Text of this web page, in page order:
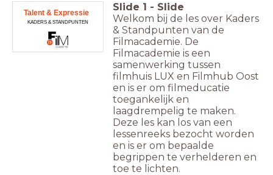
Talent & Expressie
KADERS & STANDPUNTEN
Slide 1 - Slide
Welkom bij de les over Kaders
& Standpunten van de
Filmacademie. De
Filmacademie is een
samenwerking tussen
filmhuis LUX en Filmhub Oost
en is er om filmeducatie
toegankelijk en
laagdrempelig te maken.
Deze les kan los van een
lessenreeks bezocht worden
en is er om bepaalde
begrippen te verhelderen en
toe te lichten.